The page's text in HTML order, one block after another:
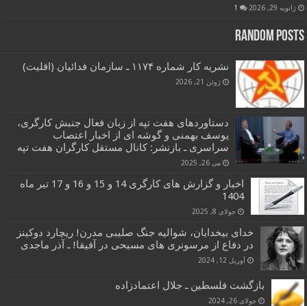
ژانویه 29, 2026 1
Random Posts
نشریه کار شماره ۱۱۷۴ ـ سازمان فدائیان (اقلیت)
ژوئن 21, 2026
دستاوردهای هفت تپه از زبان فعال جنبش کارگری،
یوسف بهمنی و گوشه ای از اخبار اعتصاب
سراسری ـ بازنشر: کانال مستقل کارگران هفت تپه
می 26, 2025
اخبار و گزارش های کارگری 14 و 15 و 16 و 17 تیر ماه
1404
جولای 8, 2025
خدای بیخدایان، شوالیه جنگ صلیبی مدرن! ریچارد دوکینز
در دفاع از مرسونری های مسیحی در آفیقا! ـ آذر ماجدی
آوریل 12, 2024
بازگشت فلسطین ـ جلال اعتمادزاده
جولای 26, 2024